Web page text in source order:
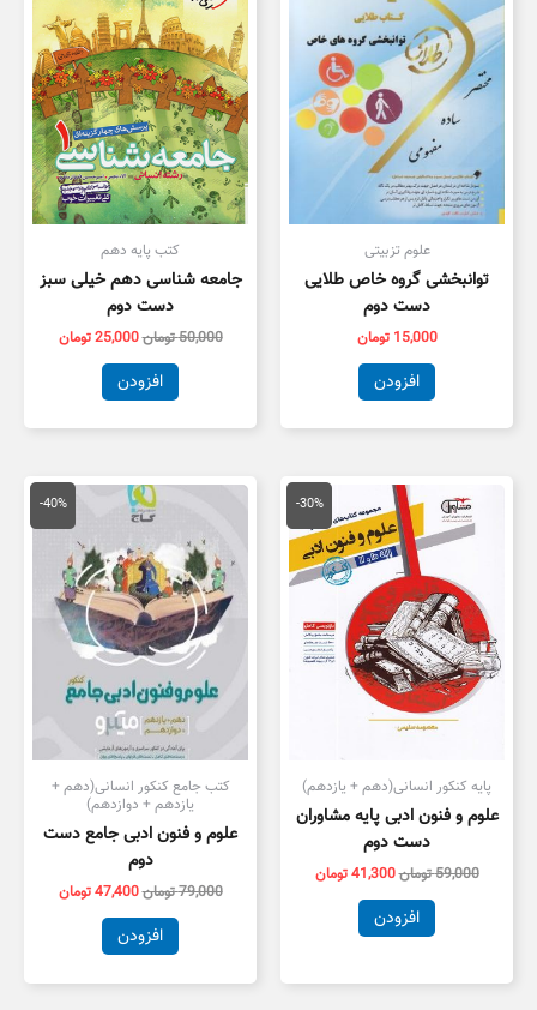
علوم تزبیتی
توانبخشی گروه خاص طلایی
دست دوم
15,000 تومان
افزودن
کتب پایه دهم
جامعه شناسی دهم خیلی سبز
دست دوم
50,000تومان
بود.
25,000تومان
است.
افزودن
-30%
پایه کنکور انسانی(دهم + یازدهم)
علوم و فنون ادبی پایه مشاوران
دست دوم
59,000تومان
قیمت
اصلی
59,000 تومان
بود.
41,300تومان
قیمت
فعلی
است.
افزودن
-40%
کتب جامع کنکور انسانی(دهم +
یازدهم + دوازدهم)
علوم و فنون ادبی جامع دست
دوم
79,000تومان
قیمت
اصلی
79,000 تومان
بود.
47,400تومان
قیمت
فعلی
افزودن